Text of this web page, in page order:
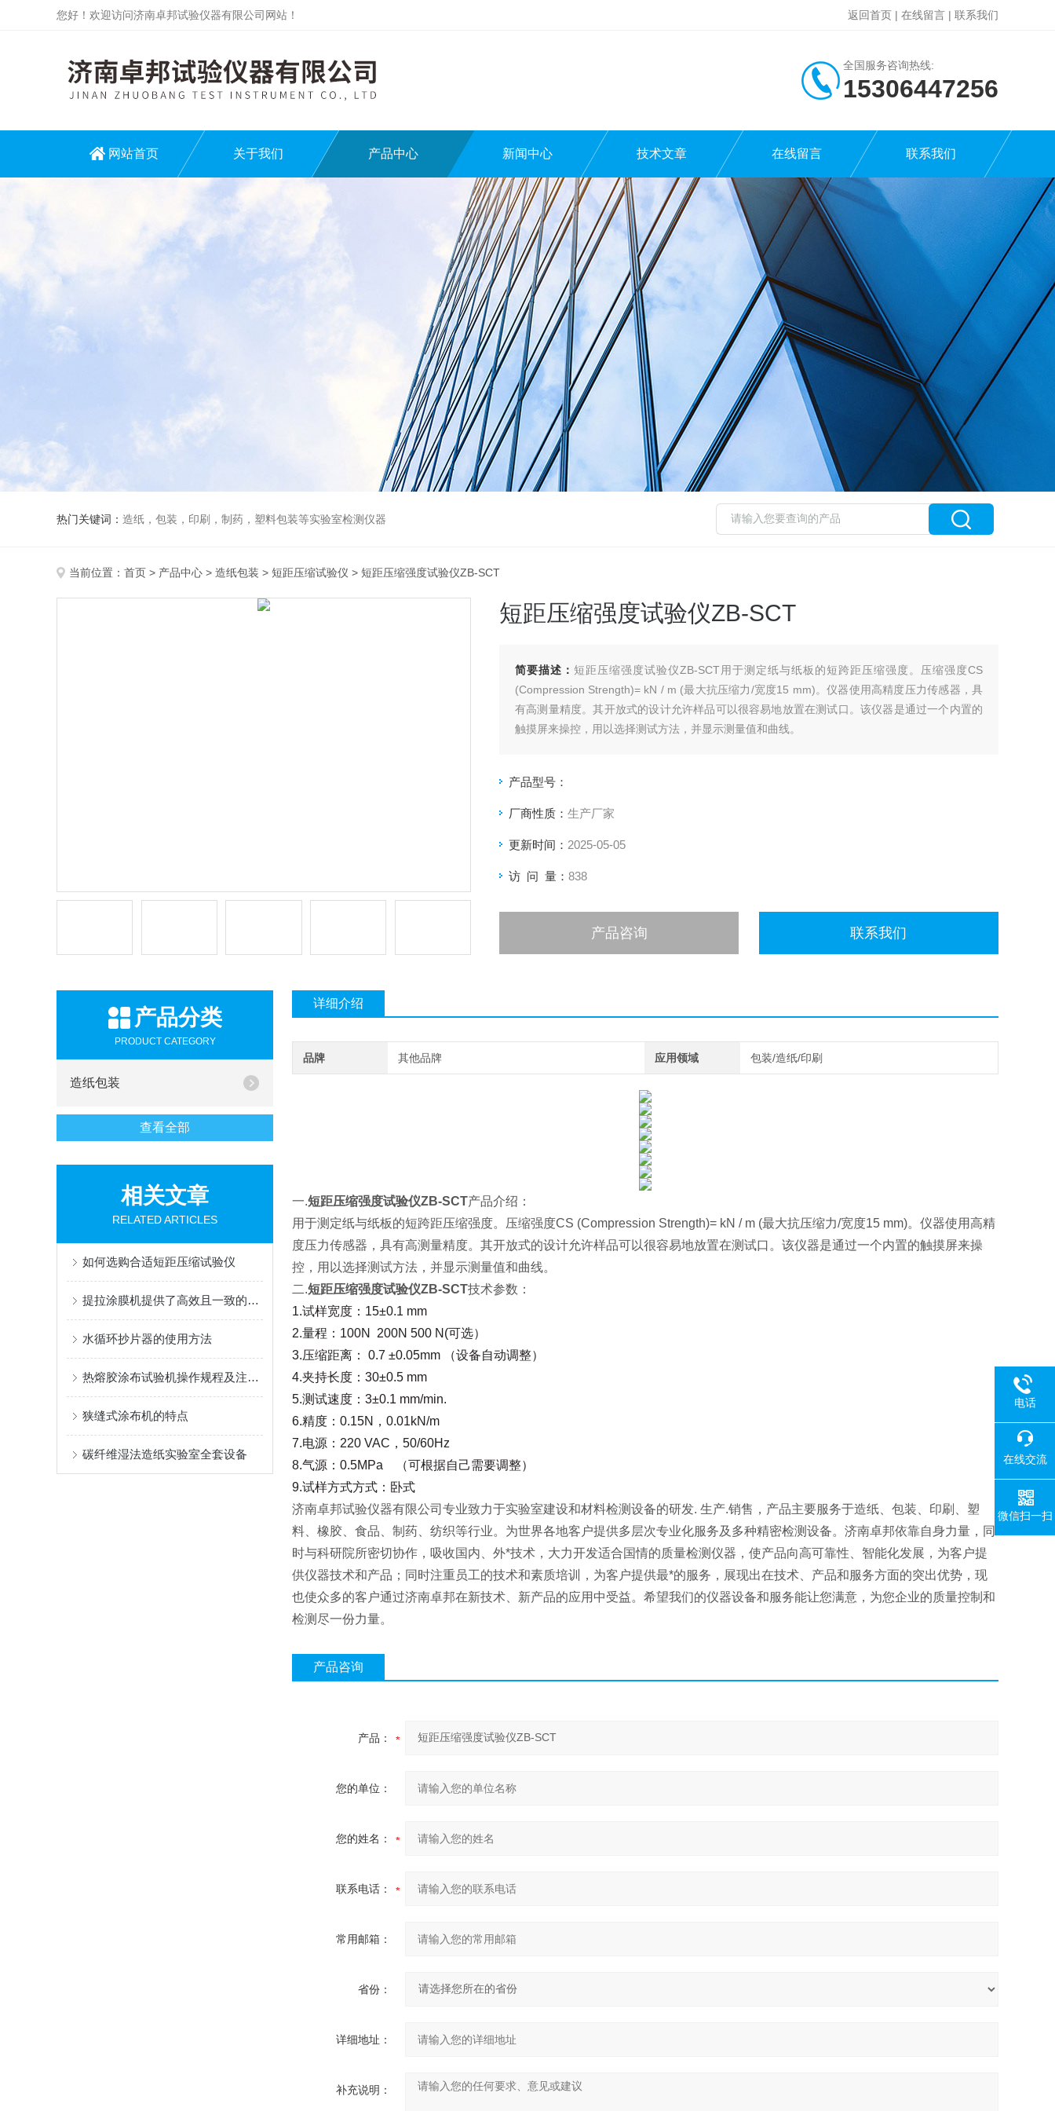
您好！欢迎访问济南卓邦试验仪器有限公司网站！ 返回首页 | 在线留言 | 联系我们
全国服务咨询热线:
15306447256
网站首页 关于我们 产品中心 新闻中心 技术文章 在线留言 联系我们
热门关键词： 造纸，包装，印刷，制药，塑料包装等实验室检测仪器
当前位置： 首页 > 产品中心 > 造纸包装 > 短距压缩试验仪 > 短距压缩强度试验仪ZB-SCT
短距压缩强度试验仪ZB-SCT
简要描述： 短距压缩强度试验仪ZB-SCT用于测定纸与纸板的短跨距压缩强度。压缩强度CS
(Compression Strength)= kN / m (最大抗压缩力/宽度15 mm)。仪器使用高精度压力传感器，具
有高测量精度。其开放式的设计允许样品可以很容易地放置在测试口。该仪器是通过一个内置的
触摸屏来操控，用以选择测试方法，并显示测量值和曲线。
产品型号：
厂商性质： 生产厂家
更新时间： 2025-05-05
访 问 量： 838
产品咨询 联系我们
产品分类
PRODUCT CATEGORY
造纸包装
查看全部
相关文章
RELATED ARTICLES
如何选购合适短距压缩试验仪
提拉涂膜机提供了高效且一致的涂覆解决方案
水循环抄片器的使用方法
热熔胶涂布试验机操作规程及注意事项
狭缝式涂布机的特点
碳纤维湿法造纸实验室全套设备
详细介绍
品牌 其他品牌 应用领域 包装/造纸/印刷
一.短距压缩强度试验仪ZB-SCT产品介绍：
用于测定纸与纸板的短跨距压缩强度。压缩强度CS (Compression Strength)= kN / m (最大抗压缩力/宽度15 mm)。仪器使用高精
度压力传感器，具有高测量精度。其开放式的设计允许样品可以很容易地放置在测试口。该仪器是通过一个内置的触摸屏来操
控，用以选择测试方法，并显示测量值和曲线。
二.短距压缩强度试验仪ZB-SCT技术参数：
1.试样宽度：15±0.1 mm
2.量程：100N 200N 500 N(可选）
3.压缩距离： 0.7 ±0.05mm
（设备自动调整）
4.夹持长度：30±0.5 mm
5.测试速度：3±0.1 mm/min.
6.精度：0.15N，0.01kN/m
7.电源：220 VAC，50/60Hz
8.气源：0.5MPa
（可根据自己需要调整）
9.试样方式方式：卧式
济南卓邦试验仪器有限公司专业致力于实验室建设和材料检测设备的研发. 生产.销售，产品主要服务于造纸、包装、印刷、塑
料、橡胶、食品、制药、纺织等行业。为世界各地客户提供多层次专业化服务及多种精密检测设备。济南卓邦依靠自身力量，同
时与科研院所密切协作，吸收国内、外*技术，大力开发适合国情的质量检测仪器，使产品向高可靠性、智能化发展，为客户提
供仪器技术和产品；同时注重员工的技术和素质培训，为客户提供最*的服务，展现出在技术、产品和服务方面的突出优势，现
也使众多的客户通过济南卓邦在新技术、新产品的应用中受益。希望我们的仪器设备和服务能让您满意，为您企业的质量控制和
检测尽一份力量。
产品咨询
产品：
您的单位：
您的姓名：
联系电话：
常用邮箱：
省份：
详细地址：
补充说明：
电话
在线交流
微信扫一扫